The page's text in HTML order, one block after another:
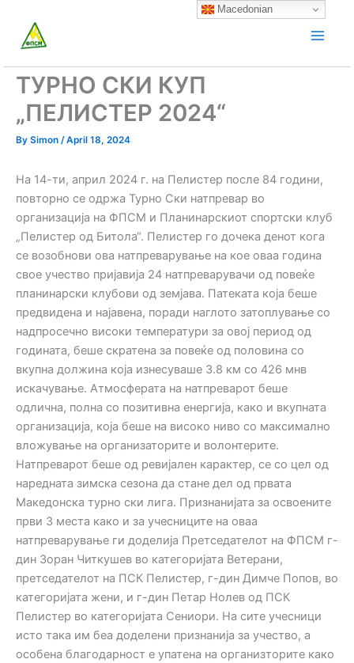
content
ТУРНО СКИ КУП
„ПЕЛИСТЕР 2024“
By Simon /April 18, 2024
На 14-ти, април 2024 г. на Пелистер после 84 години,
повторно се одржа Турно Ски натпревар во
организација на ФПСМ и Планинарскиот спортски клуб
„Пелистер од Битола“. Пелистер го дочека денот кога
се возобнови ова натпреварување на кое оваа година
свое учество пријавија 24 натпреварувачи од повеќе
планинарски клубови од земјава. Патеката која беше
предвидена и најавена, поради наглото затоплување со
надпросечно високи температури за овој период од
годината, беше скратена за повеќе од половина со
вкупна должина која изнесуваше 3.8 км со 426 мнв
искачување. Атмосферата на натпреварот беше
одлична, полна со позитивна енергија, како и вкупната
организација, која беше на високо ниво со максимално
вложување на организаторите и волонтерите.
Натпреварот беше од ревијален карактер, се со цел од
наредната зимска сезона да стане дел од првата
Македонска турно ски лига. Признанијата за освоените
први 3 места како и за учесниците на оваа
натпреварување ги доделија Претседателот на ФПСМ г-
дин Зоран Читкушев во категоријата Ветерани,
претседателот на ПСК Пелистер, г-дин Димче Попов, во
категоријата жени, и г-дин Петар Нолев од ПСК
Пелистер во категоријата Сениори. На сите учесници
исто така им беа доделени признанија за учество, а
особена благодарност е упатена на организторите како
Macedonian